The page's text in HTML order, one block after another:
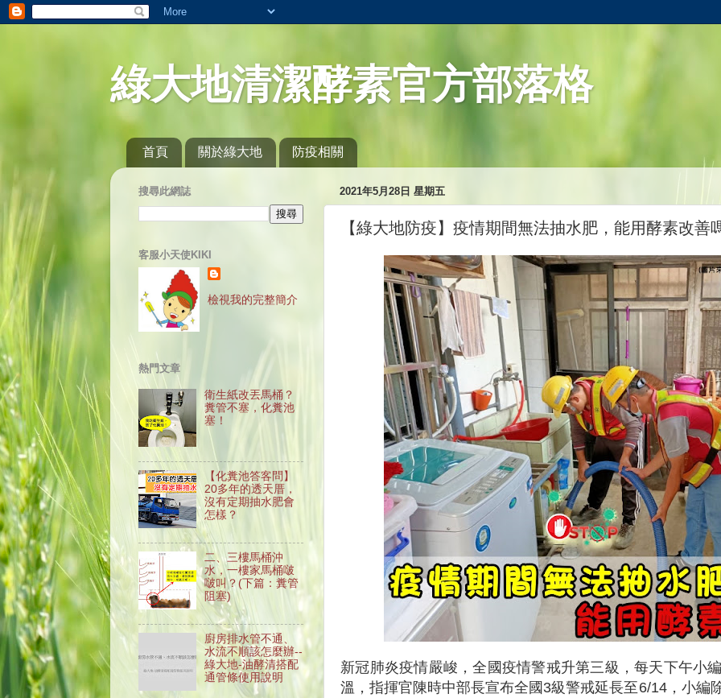
綠大地清潔酵素官方部落格
首頁 關於綠大地 防疫相關
2021年5月28日 星期五
【綠大地防疫】疫情期間無法抽水肥，能用酵素改善
新冠肺炎疫情嚴峻，全國疫情警戒升第三級，每天下午小
溫，指揮官陳時中部長宣布全國3級警戒延長至6/14，小編
搜尋此網誌
客服小天使KIKI
檢視我的完整簡介
熱門文章
衛生紙改丟馬桶？
糞管不塞，化糞池
塞！
【化糞池答客問】
20多年的透天厝，
沒有定期抽水肥會
怎樣？
二、三樓馬桶沖
水，一樓家馬桶啵
啵叫？(下篇：糞管
阻塞)
廚房排水管不通、
水流不順該怎麼辦--
綠大地-油酵清搭配
通管條使用說明